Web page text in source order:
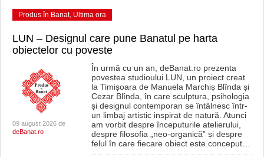
Produs în Banat, Ultima ora
LUN – Designul care pune Banatul pe harta
obiectelor cu poveste
09 august 2026 de
deBanat.ro
În urmă cu un an, deBanat.ro prezenta
povestea studioului LUN, un proiect creat
la Timișoara de Manuela Marchiș Blînda și
Cezar Blînda, în care sculptura, psihologia
și designul contemporan se întâlnesc într-
un limbaj artistic inspirat de natură. Atunci
am vorbit despre începuturile atelierului,
despre filosofia „neo-organică” și despre
felul în care fiecare obiect este conceput…